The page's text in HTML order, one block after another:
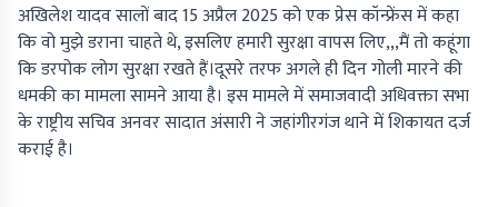
अखिलेश यादव सालों बाद 15 अप्रैल 2025 को एक प्रेस कॉन्फ्रेंस में कहा
कि वो मुझे डराना चाहते थे, इसलिए हमारी सुरक्षा वापस लिए,,,मैं तो कहूंगा
कि डरपोक लोग सुरक्षा रखते हैं।दूसरे तरफ अगले ही दिन गोली मारने की
धमकी का मामला सामने आया है। इस मामले में समाजवादी अधिवक्ता सभा
के राष्ट्रीय सचिव अनवर सादात अंसारी ने जहांगीरगंज थाने में शिकायत दर्ज
कराई है।